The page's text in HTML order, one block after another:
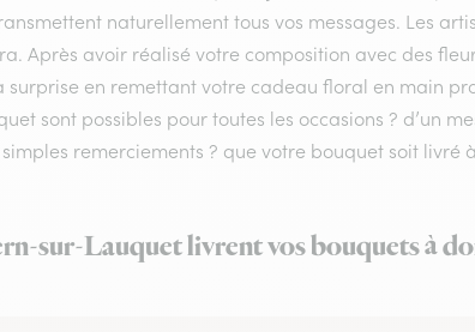
naturellement tous vos messages. Les
Après avoir réalisé votre composition avec des
surprise en remettant votre cadeau floral en main
sont possibles pour toutes les occasions ? d’un
remerciements ? que votre bouquet soit livré
sur-Lauquet livrent vos bouquets à